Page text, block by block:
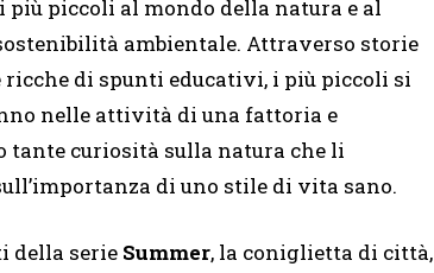
piccoli al mondo della natura e al
ambientale. Attraverso storie
di spunti educativi, i più piccoli si
nelle attività di una fattoria e
tante curiosità sulla natura che li
di uno stile di vita sano.
della serie Summer, la coniglietta di città,